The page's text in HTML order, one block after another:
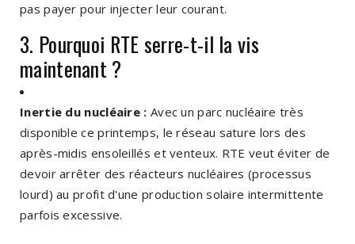
pas payer pour injecter leur courant.
3. Pourquoi RTE serre-t-il la vis
maintenant ?
Inertie du nucléaire : Avec un parc nucléaire très
disponible ce printemps, le réseau sature lors des
après-midis ensoleillés et venteux. RTE veut éviter de
devoir arrêter des réacteurs nucléaires (processus
lourd) au profit d'une production solaire intermittente
parfois excessive.